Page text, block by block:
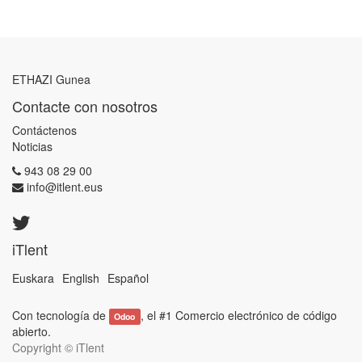
ETHAZI Gunea
Contacte con nosotros
Contáctenos
Noticias
943 08 29 00
info@itlent.eus
iTlent
Euskara English Español
Con tecnología de Odoo , el #1 Comercio electrónico de código
abierto.
Copyright © iTlent